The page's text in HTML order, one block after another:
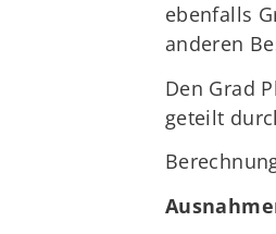
ebenfalls
anderen
Den Grad
geteilt